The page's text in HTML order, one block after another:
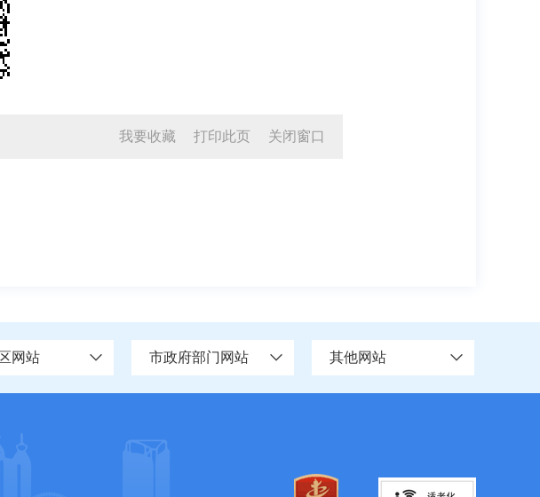
我要收藏 打印此页 关闭窗口
网站 市政府部门网站 其他网站